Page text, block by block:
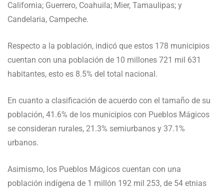
California; Guerrero, Coahuila; Mier, Tamaulipas; y
Candelaria, Campeche.
Respecto a la población, indicó que estos 178 municipios
cuentan con una población de 10 millones 721 mil 631
habitantes, esto es 8.5% del total nacional.
En cuanto a clasificación de acuerdo con el tamaño de su
población, 41.6% de los municipios con Pueblos Mágicos
se consideran rurales, 21.3% semiurbanos y 37.1%
urbanos.
Asimismo, los Pueblos Mágicos cuentan con una
población indígena de 1 millón 192 mil 253, de 54 etnias